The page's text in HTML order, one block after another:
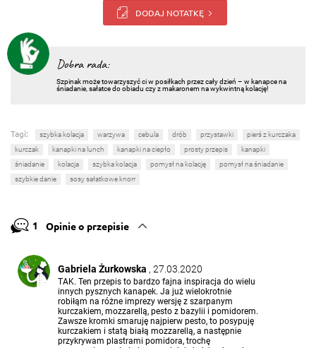
DODAJ NOTATKĘ
Dobra rada:
Szpinak może towarzyszyć ci w posiłkach przez cały dzień – w kanapce na
śniadanie, sałatce do obiadu czy z makaronem na wykwintną kolację!
Tagi: szybka kolacja warzywa cebula drób przystawki
pierś z kurczaka
kurczak
kanapki na lunch kanapki na ciepło prosty przepis
kanapki
śniadanie
kolacja szybka kolacja pomysł na kolację
pomysł na śniadanie
szybkie danie
sosy sałatkowe knorr
1 Opinie o przepisie
Gabriela Żurkowska , 27.03.2020
TAK. Ten przepis to bardzo fajna inspiracja do wielu
innych pysznych kanapek. Ja już wielokrotnie
robiłąm na różne imprezy wersję z szarpanym
kurczakiem, mozzarellą, pesto z bazylii i pomidorem.
Zawsze kromki smaruję najpierw pesto, to posypuję
kurczakiem i statą białą mozzarellą, a następnie
przykrywam plastrami pomidora, trochę